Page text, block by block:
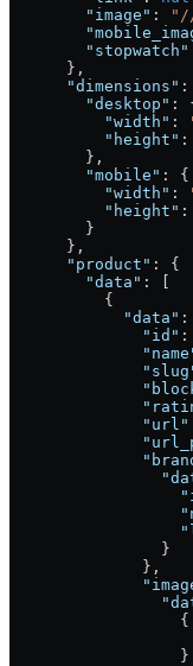
        "image"
:
        "stopwatch"
      },
      "dimensions"
:
        "desktop"
:
          "width"
:
          "height"
:
        },
        "mobile"
: {
          "width"
:
          "height"
:
        }
      },
      "product"
: {
        "data"
: [
          {
            "data"
:
              "id"
:
              "url"
                }
              },
                  {
                  }